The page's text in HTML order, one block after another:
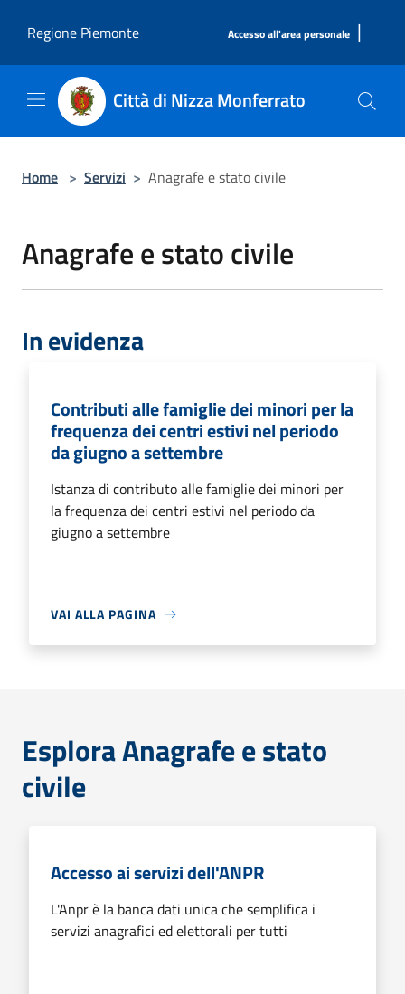
Regione Piemonte
Accesso all'area personale |
Città di Nizza Monferrato
Home > Servizi > Anagrafe e stato civile
Anagrafe e stato civile
In evidenza
Contributi alle famiglie dei minori per la
frequenza dei centri estivi nel periodo
da giugno a settembre
Istanza di contributo alle famiglie dei minori per
la frequenza dei centri estivi nel periodo da
giugno a settembre
VAI ALLA PAGINA
Esplora Anagrafe e stato
civile
Accesso ai servizi dell'ANPR
L'Anpr è la banca dati unica che semplifica i
servizi anagrafici ed elettorali per tutti